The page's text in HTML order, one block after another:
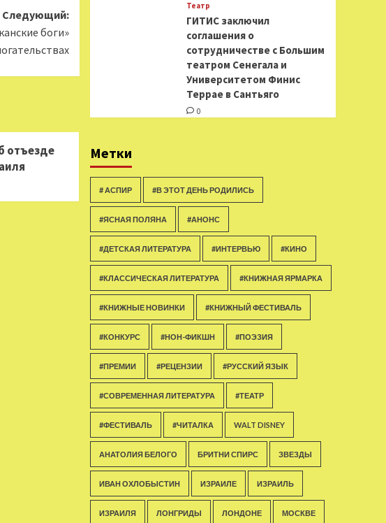
Следующий:
боги»
отъезде
Театр
ГИТИС заключил
соглашения о
сотрудничестве с Большим
театром Сенегала и
Университетом Финис
Террае в Сантьяго
0
Метки
# АСПИР #В ЭТОТ ДЕНЬ РОДИЛИСЬ
#ЯСНАЯ ПОЛЯНА #АНОНС
#ДЕТСКАЯ ЛИТЕРАТУРА #ИНТЕРВЬЮ #КИНО
#КЛАССИЧЕСКАЯ ЛИТЕРАТУРА #КНИЖНАЯ ЯРМАРКА
#КНИЖНЫЕ НОВИНКИ #КНИЖНЫЙ ФЕСТИВАЛЬ
#КОНКУРС #НОН-ФИКШН #ПОЭЗИЯ
#ПРЕМИИ #РЕЦЕНЗИИ #РУССКИЙ ЯЗЫК
#СОВРЕМЕННАЯ ЛИТЕРАТУРА #ТЕАТР
#ФЕСТИВАЛЬ #ЧИТАЛКА WALT DISNEY
АНАТОЛИЯ БЕЛОГО БРИТНИ СПИРС ЗВЕЗДЫ
ИВАН ОХЛОБЫСТИН ИЗРАИЛЕ ИЗРАИЛЬ
ИЗРАИЛЯ ЛОНГРИДЫ ЛОНДОНЕ МОСКВЕ